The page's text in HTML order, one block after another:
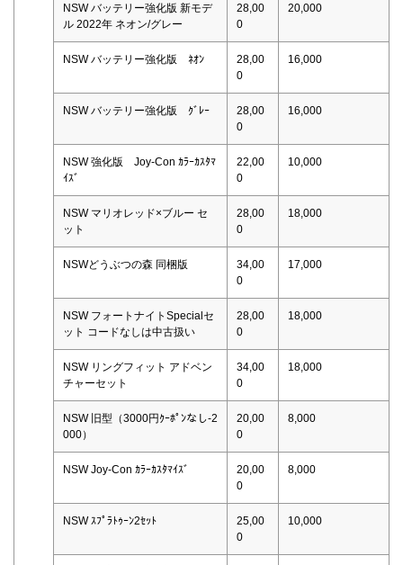
NSW バッテリー強化版 新モデ
ル 2022年 ネオン/グレー
28,00
0
20,000
NSW バッテリー強化版 ﾈｵﾝ
28,00
0
16,000
NSW バッテリー強化版 ｸﾞﾚｰ
28,00
0
16,000
NSW 強化版 Joy-Con ｶﾗｰｶｽﾀﾏ
ｲｽﾞ
22,00
0
10,000
NSW マリオレッド×ブルー セ
ット
28,00
0
18,000
NSWどうぶつの森 同梱版
34,00
0
17,000
NSW フォートナイトSpecialセ
ット コードなしは中古扱い
28,00
0
18,000
NSW リングフィット アドベン
チャーセット
34,00
0
18,000
NSW 旧型（3000円ｸｰﾎﾟﾝなし-2
000）
20,00
0
8,000
NSW Joy-Con ｶﾗｰｶｽﾀﾏｲｽﾞ
20,00
0
8,000
NSW ｽﾌﾟﾗﾄｩｰﾝ2ｾｯﾄ
25,00
0
10,000